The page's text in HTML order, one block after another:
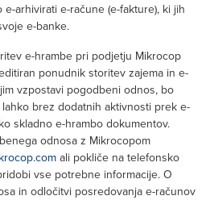
arhivirati e-račune (e-fakture), ki jih
e-banke.
e-hrambe pri podjetju Mikrocop
ponudnik storitev zajema in e-
vzpostavi pogodbeni odnos, bo
brez dodatnih aktivnosti prek e-
skladno e-hrambo dokumentov.
odnosa z Mikrocopom
ali pokliče na telefonsko
vse potrebne informacije. O
in odločitvi posredovanja e-računov